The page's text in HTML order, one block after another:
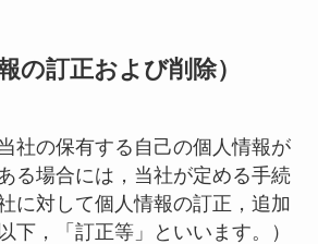
の訂正および削除）
社の保有する自己の個人情報が
る場合には，当社が定める手続
に対して個人情報の訂正，追加
下，「訂正等」といいます。）